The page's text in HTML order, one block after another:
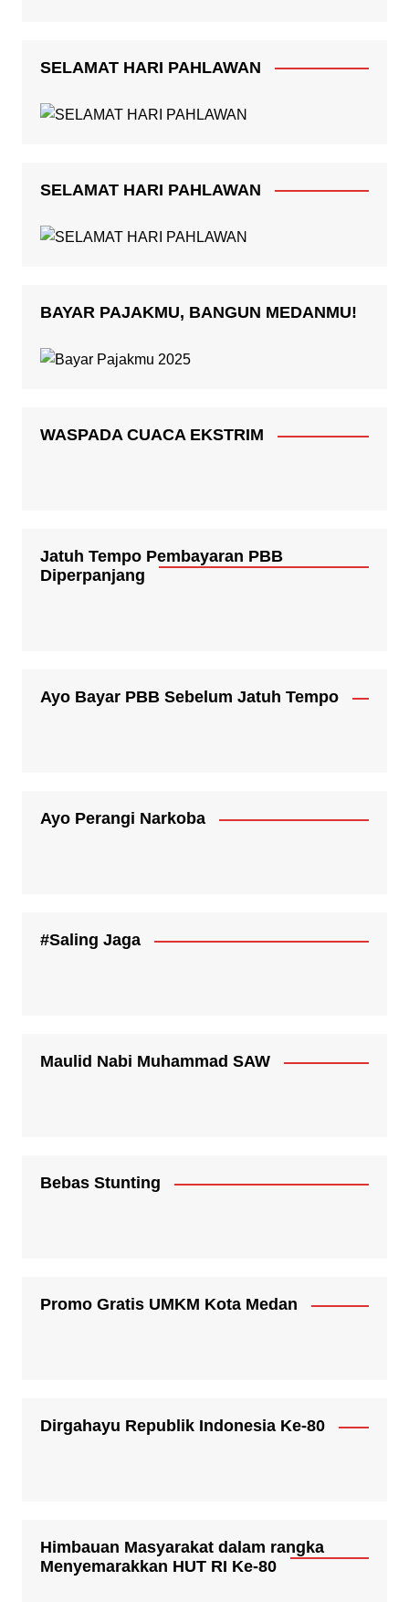
SELAMAT HARI PAHLAWAN
SELAMAT HARI PAHLAWAN
BAYAR PAJAKMU, BANGUN MEDANMU!
WASPADA CUACA EKSTRIM
Jatuh Tempo Pembayaran PBB
Diperpanjang
Ayo Bayar PBB Sebelum Jatuh Tempo
Ayo Perangi Narkoba
#Saling Jaga
Maulid Nabi Muhammad SAW
Bebas Stunting
Promo Gratis UMKM Kota Medan
Dirgahayu Republik Indonesia Ke-80
Himbauan Masyarakat dalam rangka
Menyemarakkan HUT RI Ke-80